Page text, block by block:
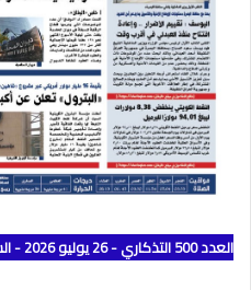
العدد 500 التذكاري - 26 يوليو 2026 - السنة الثالثة